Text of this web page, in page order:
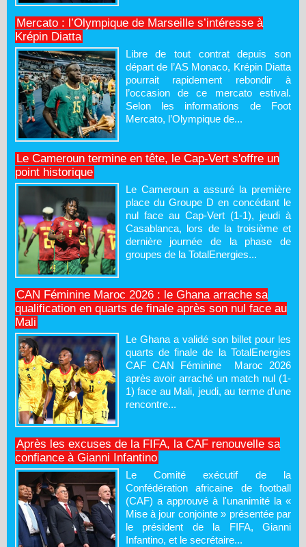
Mercato : l’Olympique de Marseille s’intéresse à
Krépin Diatta
Libre de tout contrat depuis son
départ de l’AS Monaco, Krépin Diatta
pourrait rapidement rebondir à
l’occasion de ce mercato estival.
Selon les informations de Foot
Mercato, l’Olympique de...
Le Cameroun termine en tête, le Cap-Vert s'offre un
point historique
Le Cameroun a assuré la première
place du Groupe D en concédant le
nul face au Cap-Vert (1-1), jeudi à
Casablanca, lors de la troisième et
dernière journée de la phase de
groupes de la TotalEnergies...
CAN Féminine Maroc 2026 : le Ghana arrache sa
qualification en quarts de finale après son nul face au
Mali
Le Ghana a validé son billet pour les
quarts de finale de la TotalEnergies
CAF CAN Féminine Maroc 2026
après avoir arraché un match nul (1-
1) face au Mali, jeudi, au terme d'une
rencontre...
Après les excuses de la FIFA, la CAF renouvelle sa
confiance à Gianni Infantino
Le Comité exécutif de la
Confédération africaine de football
(CAF) a approuvé à l'unanimité la «
Mise à jour conjointe » présentée par
le président de la FIFA, Gianni
Infantino, et le secrétaire...